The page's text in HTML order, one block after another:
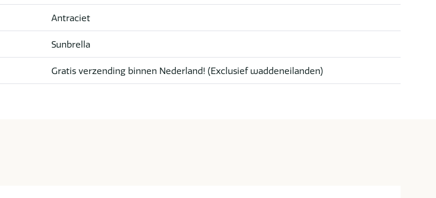
Antraciet
Sunbrella
Gratis verzending binnen Nederland! (Exclusief waddeneilanden)